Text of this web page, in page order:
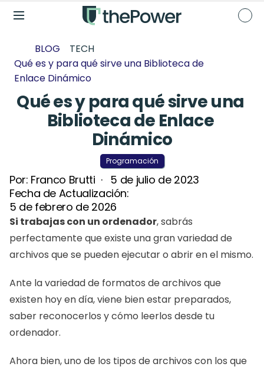
BLOG
TECH
Qué es y para qué sirve una Biblioteca de
Enlace Dinámico
Qué es y para qué sirve una
Biblioteca de Enlace
Dinámico
Programación
Por: Franco Brutti
  ·
5 de julio de 2023
Fecha de Actualización:
5 de febrero de 2026
Si trabajas con un ordenador, sabrás
perfectamente que existe una gran variedad de
archivos que se pueden ejecutar o abrir en el mismo.
Ante la variedad de formatos de archivos que
existen hoy en día, viene bien estar preparados,
saber reconocerlos y cómo leerlos desde tu
ordenador.
Ahora bien, uno de los tipos de archivos con los que